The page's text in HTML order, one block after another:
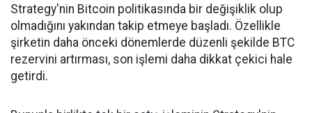
Strategy'nin Bitcoin politikasında bir değişiklik olup
olmadığını yakından takip etmeye başladı. Özellikle
şirketin daha önceki dönemlerde düzenli şekilde BTC
rezervini artırması, son işlemi daha dikkat çekici hale
getirdi.